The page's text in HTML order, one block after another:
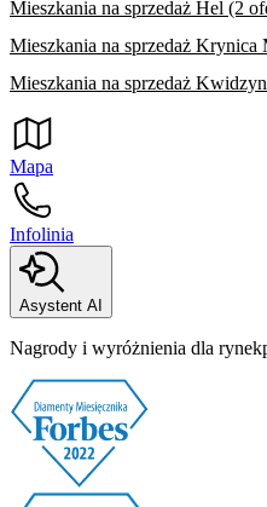
Mieszkania na sprzedaż Hel (2
Mieszkania na sprzedaż Krynica
Mieszkania na sprzedaż
Mapa
Infolinia
Asystent AI
Nagrody i wyróżnienia dla